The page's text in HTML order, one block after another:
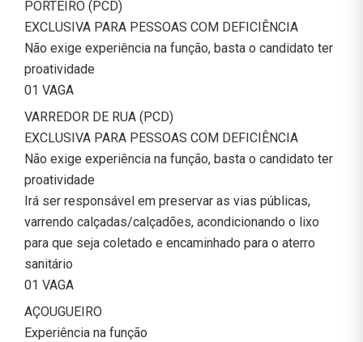
PORTEIRO (PCD)
EXCLUSIVA PARA PESSOAS COM DEFICIÊNCIA
Não exige experiência na função, basta o candidato ter
proatividade
01 VAGA
VARREDOR DE RUA (PCD)
EXCLUSIVA PARA PESSOAS COM DEFICIÊNCIA
Não exige experiência na função, basta o candidato ter
proatividade
Irá ser responsável em preservar as vias públicas,
varrendo calçadas/calçadões, acondicionando o lixo
para que seja coletado e encaminhado para o aterro
sanitário
01 VAGA
AÇOUGUEIRO
Experiência na função